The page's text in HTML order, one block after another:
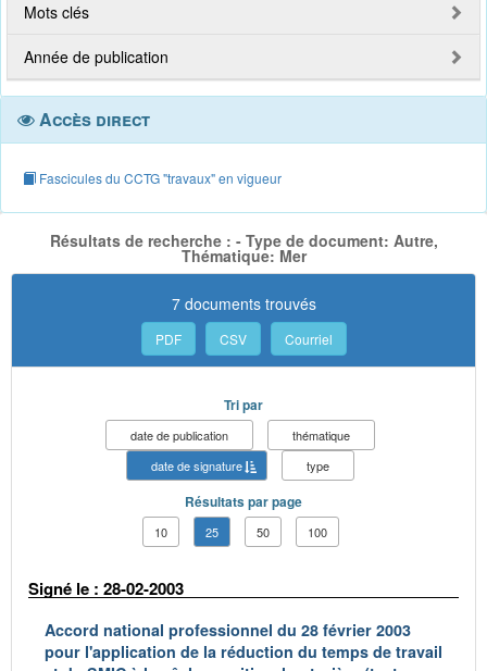
Mots clés
Année de publication
Accès direct
Fascicules du CCTG "travaux" en vigueur
Résultats de recherche : - Type de document: Autre,
Thématique: Mer
7 documents trouvés
PDF CSV Courriel
Tri par
date de publication
thématique
date de signature
type
Résultats par page
10 25 50 100
Signé le : 28-02-2003
Accord national professionnel du 28 février 2003
pour l'application de la réduction du temps de travail